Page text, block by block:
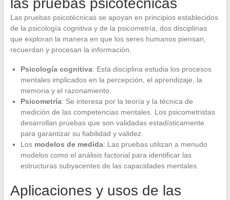
las pruebas psicotécnicas
Las pruebas psicotécnicas se apoyan en principios establecidos
de la psicología cognitiva y de la psicometría, dos disciplinas
que exploran la manera en que los seres humanos piensan,
recuerdan y procesan la información.
Psicología cognitiva: Esta disciplina estudia los procesos
mentales implicados en la percepción, el aprendizaje, la
memoria y el razonamiento.
Psicometría: Se interesa por la teoría y la técnica de
medición de las competencias mentales. Los psicometristas
desarrollan pruebas que son validadas estadísticamente
para garantizar su fiabilidad y validez.
Los modelos de medida: Las pruebas utilizan a menudo
modelos como el análisis factorial para identificar las
estructuras subyacentes de las capacidades mentales.
Aplicaciones y usos de las